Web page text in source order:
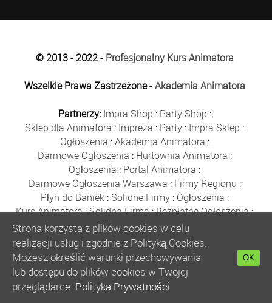
© 2013 - 2022 - Profesjonalny Kurs Animatora
Wszelkie Prawa Zastrzeżone -Akademia Animatora
Partnerzy: Impra Shop : Party Shop :
Sklep dla Animatora : Impreza : Party : Impra Sklep :
Ogłoszenia :Akademia Animatora :
Darmowe Ogłoszenia : Hurtownia Animatora :
Ogłoszenia : Portal Animatora :
Darmowe Ogłoszenia Warszawa : Firmy Regionu :
Płyn do Baniek: Solidne Firmy: Ogłoszenia :
Kurs Animatora:Solidna Firma:Bezpłatne Ogłoszenia:
Animator Czasu Wolnego:
Bezpłatne Ogłoszenia Warszawa:sklep animatora
Bańki Mydlane:Bezpłatne Ogłoszenia
Szkolenie Animatorów:Kurs Animatora
:
Kurs Animatora Warszawa :Rumia
Kurs Animatora Poznań:
Strona korzysta z plików cookies w celu
realizacji usług i zgodnie z Polityką Cookies.
Możesz określić warunki przechowywania
lub dostępu do plików cookies w Twojej
przeglądarce. Polityka Prywatności
OK